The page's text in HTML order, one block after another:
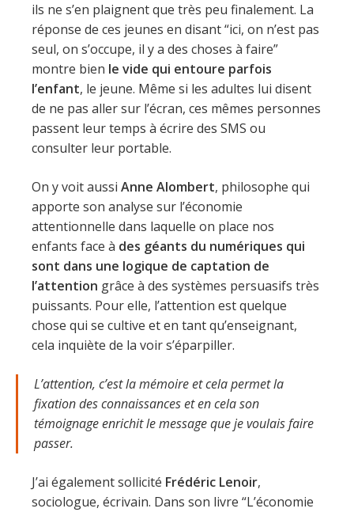
ils ne s’en plaignent que très peu finalement. La
réponse de ces jeunes en disant “ici, on n’est pas
seul, on s’occupe, il y a des choses à faire”
montre bien le vide qui entoure parfois
l’enfant, le jeune. Même si les adultes lui disent
de ne pas aller sur l’écran, ces mêmes personnes
passent leur temps à écrire des SMS ou
consulter leur portable.
On y voit aussi Anne Alombert, philosophe qui
apporte son analyse sur l’économie
attentionnelle dans laquelle on place nos
enfants face à des géants du numériques qui
sont dans une logique de captation de
l’attention grâce à des systèmes persuasifs très
puissants. Pour elle, l’attention est quelque
chose qui se cultive et en tant qu’enseignant,
cela inquiète de la voir s’éparpiller.
L’attention, c’est la mémoire et cela permet la
fixation des connaissances et en cela son
témoignage enrichit le message que je voulais faire
passer.
J’ai également sollicité Frédéric Lenoir,
sociologue, écrivain. Dans son livre “L’économie